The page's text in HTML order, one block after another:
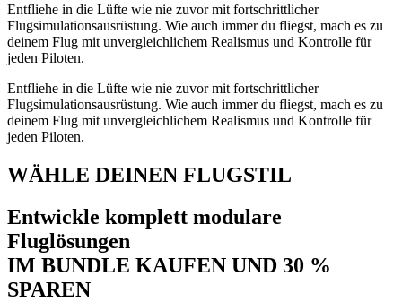
Entfliehe in die Lüfte wie nie zuvor mit fortschrittlicher
Flugsimulationsausrüstung. Wie auch immer du fliegst, mach es zu
deinem Flug mit unvergleichlichem Realismus und Kontrolle für
jeden Piloten.
Entfliehe in die Lüfte wie nie zuvor mit fortschrittlicher
Flugsimulationsausrüstung. Wie auch immer du fliegst, mach es zu
deinem Flug mit unvergleichlichem Realismus und Kontrolle für
jeden Piloten.
WÄHLE DEINEN FLUGSTIL
Entwickle komplett modulare
Fluglösungen
IM BUNDLE KAUFEN UND 30 %
SPAREN